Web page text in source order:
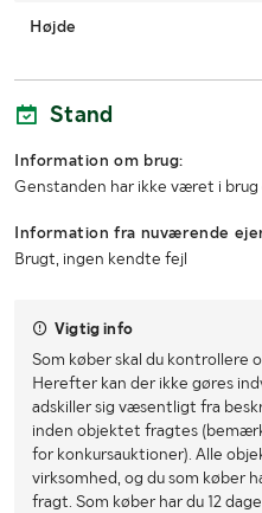
Højde
Stand
Information om brug:
Genstanden har ikke været i
Information fra nuværende
Brugt, ingen kendte fejl
Vigtig info
Som køber skal du kontrollere
Herefter kan der ikke gøres
adskiller sig væsentligt fra
inden objektet fragtes
for konkursauktioner). Alle
virksomhed, og du som køber
fragt. Som køber har du 12